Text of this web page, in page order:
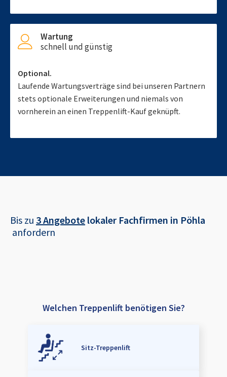
Wartung
schnell und günstig
Optional.
Laufende Wartungsverträge sind bei unseren Partnern
stets optionale Erweiterungen und niemals von
vornherein an einen Treppenlift-Kauf geknüpft.
Bis zu 3 Angebote lokaler Fachfirmen in Pöhla
anfordern
Welchen Treppenlift benötigen Sie?
Sitz-Treppenlift